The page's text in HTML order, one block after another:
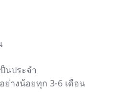
นประจำ
ย่างน้อยทุก 3-6 เดือน